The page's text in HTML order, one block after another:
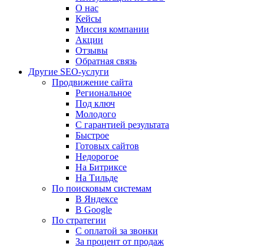
О нас
Кейсы
Миссия компании
Акции
Отзывы
Обратная связь
Другие SEO-услуги
Продвижение сайта
Региональное
Под ключ
Молодого
С гарантией результата
Быстрое
Готовых сайтов
Недорогое
На Битриксе
На Тильде
По поисковым системам
В Яндексе
В Google
По стратегии
С оплатой за звонки
За процент от продаж